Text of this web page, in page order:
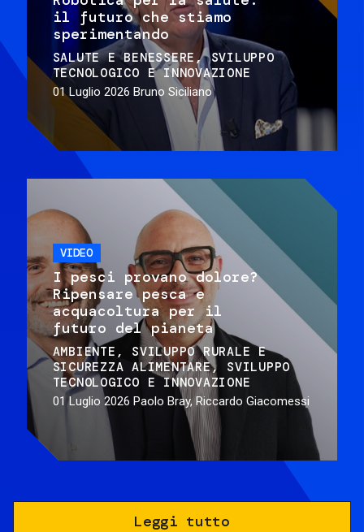
il futuro che stiamo
sperimentando
SALUTE E BENESSERE
SVILUPPO
TECNOLOGICO E INNOVAZIONE
01 Luglio 2026 Bruno Siciliano
VIDEO
I pesci provano dolore?
Ripensare pesca e
acquacoltura per il
futuro del pianeta
AMBIENTE
SVILUPPO RURALE E
SICUREZZA ALIMENTARE
SVILUPPO
TECNOLOGICO E INNOVAZIONE
01 Luglio 2026 Paolo Bray, Riccardo Giacomessi
Leggi tutto